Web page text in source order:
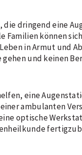
dringend eine
Familien können
in Armut und
und keinen
eine
ambulanten
optische